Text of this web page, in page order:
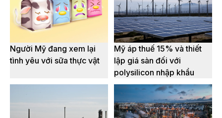
Người Mỹ đang xem lại
tình yêu với sữa thực vật
Mỹ áp thuế 15% và thiết
lập giá sàn đối với
polysilicon nhập khẩu